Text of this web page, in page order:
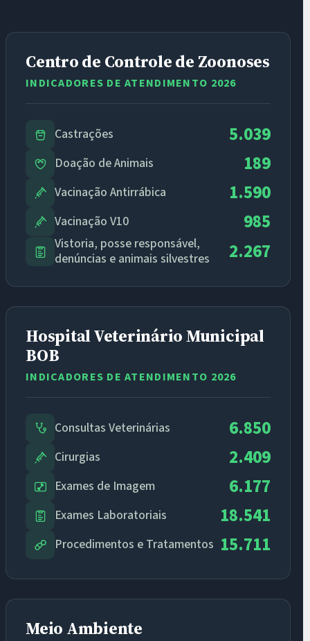
Centro de Controle de Zoonoses
INDICADORES DE ATENDIMENTO 2026
Castrações 5.039
Doação de Animais 189
Vacinação Antirrábica 1.590
Vacinação V10 985
Vistoria, posse responsável,
denúncias e animais silvestres
2.267
Hospital Veterinário Municipal
BOB
INDICADORES DE ATENDIMENTO 2026
Consultas Veterinárias 6.850
Cirurgias 2.409
Exames de Imagem 6.177
Exames Laboratoriais 18.541
Procedimentos e Tratamentos 15.711
Meio Ambiente